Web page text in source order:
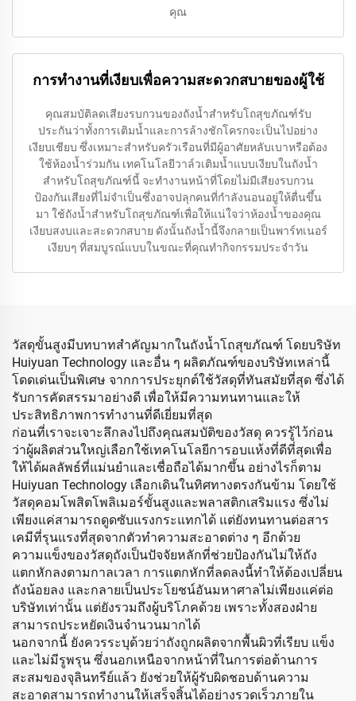
คุณ
การทำงานที่เงียบเพื่อความสะดวกสบายของผู้ใช้
คุณสมบัติลดเสียงรบกวนของถังน้ำสำหรับโถสุขภัณฑ์รับ
ประกันว่าทั้งการเติมน้ำและการล้างชักโครกจะเป็นไปอย่าง
เงียบเชียบ ซึ่งเหมาะสำหรับครัวเรือนที่มีผู้อาศัยหลับเบาหรือต้อง
ใช้ห้องน้ำร่วมกัน เทคโนโลยีวาล์วเติมน้ำแบบเงียบในถังน้ำ
สำหรับโถสุขภัณฑ์นี้ จะทำงานหน้าที่โดยไม่มีเสียงรบกวน
ป้องกันเสียงที่ไม่จำเป็นซึ่งอาจปลุกคนที่กำลังนอนอยู่ให้ตื่นขึ้น
มา ใช้ถังน้ำสำหรับโถสุขภัณฑ์เพื่อให้แน่ใจว่าห้องน้ำของคุณ
เงียบสงบและสะดวกสบาย ดังนั้นถังน้ำนี้จึงกลายเป็นพาร์ทเนอร์
เงียบๆ ที่สมบูรณ์แบบในขณะที่คุณทำกิจกรรมประจำวัน
วัสดุขั้นสูงมีบทบาทสำคัญมากในถังน้ำโถสุขภัณฑ์ โดยบริษัท
Huiyuan Technology และอื่น ๆ ผลิตภัณฑ์ของบริษัทเหล่านี้
โดดเด่นเป็นพิเศษ จากการประยุกต์ใช้วัสดุที่ทันสมัยที่สุด ซึ่งได้
รับการคัดสรรมาอย่างดี เพื่อให้มีความทนทานและให้
ประสิทธิภาพการทำงานที่ดีเยี่ยมที่สุด
ก่อนที่เราจะเจาะลึกลงไปถึงคุณสมบัติของวัสดุ ควรรู้ไว้ก่อน
ว่าผู้ผลิตส่วนใหญ่เลือกใช้เทคโนโลยีการอบแห้งที่ดีที่สุดเพื่อ
ให้ได้ผลลัพธ์ที่แม่นยำและเชื่อถือได้มากขึ้น อย่างไรก็ตาม
Huiyuan Technology เลือกเดินในทิศทางตรงกันข้าม โดยใช้
วัสดุคอมโพสิตโพลิเมอร์ขั้นสูงและพลาสติกเสริมแรง ซึ่งไม่
เพียงแค่สามารถดูดซับแรงกระแทกได้ แต่ยังทนทานต่อสาร
เคมีที่รุนแรงที่สุดจากตัวทำความสะอาดต่าง ๆ อีกด้วย
ความแข็งของวัสดุถังเป็นปัจจัยหลักที่ช่วยป้องกันไม่ให้ถัง
แตกหักลงตามกาลเวลา การแตกหักที่ลดลงนี้ทำให้ต้องเปลี่ยน
ถังน้อยลง และกลายเป็นประโยชน์อันมหาศาลไม่เพียงแค่ต่อ
บริษัทเท่านั้น แต่ยังรวมถึงผู้บริโภคด้วย เพราะทั้งสองฝ่าย
สามารถประหยัดเงินจำนวนมากได้
นอกจากนี้ ยังควรระบุด้วยว่าถังถูกผลิตจากพื้นผิวที่เรียบ แข็ง
และไม่มีรูพรุน ซึ่งนอกเหนือจากหน้าที่ในการต่อต้านการ
สะสมของจุลินทรีย์แล้ว ยังช่วยให้ผู้รับผิดชอบด้านความ
สะอาดสามารถทำงานให้เสร็จสิ้นได้อย่างรวดเร็วภายใน